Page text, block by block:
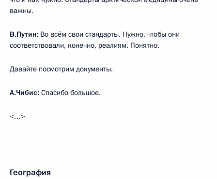
важны.
В.Путин: Во всём свои стандарты. Нужно, чтобы они
соответствовали, конечно, реалиям. Понятно.
Давайте посмотрим документы.
А.Чибис: Спасибо большое.
<…>
География